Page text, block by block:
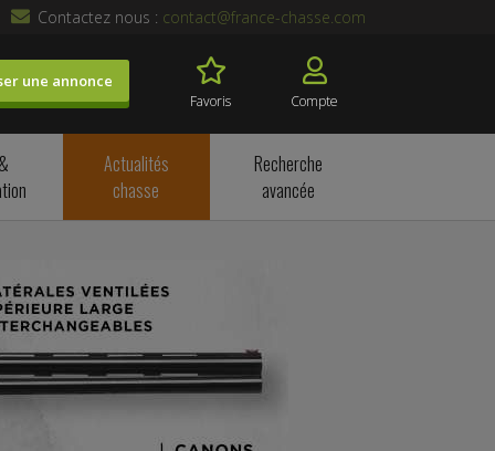
Contactez nous : contact@france-chasse.com
une annonce
Favoris Compte
Actualités
chasse
Recherche
avancée